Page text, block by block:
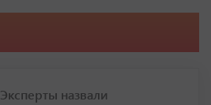
Эксперты назвали